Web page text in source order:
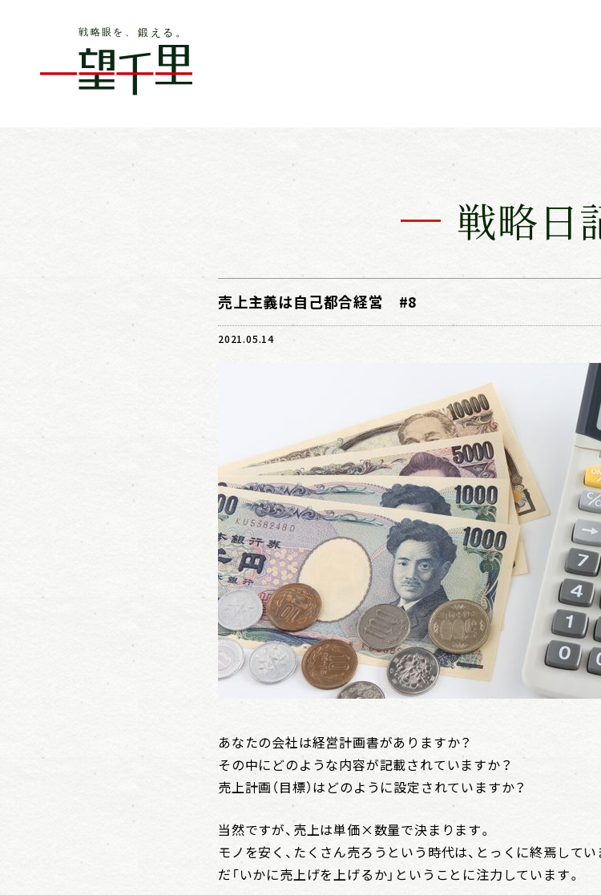
戦略日
売上主義は自己都合経営 #8
2021.05.14
あなたの会社は経営計画書がありますか？
その中にどのような内容が記載されていますか？
売上計画（目標）はどのように設定されていますか？
当然ですが、売上は単価×数量で決まります。
モノを安く、たくさん売ろうという時代は、とっくに終焉して
だ「いかに売上げを上げるか」ということに注力しています。